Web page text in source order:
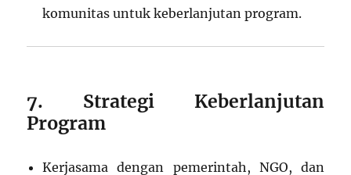
komunitas untuk keberlanjutan program.
7. Strategi Keberlanjutan
Program
Kerjasama dengan pemerintah, NGO, dan